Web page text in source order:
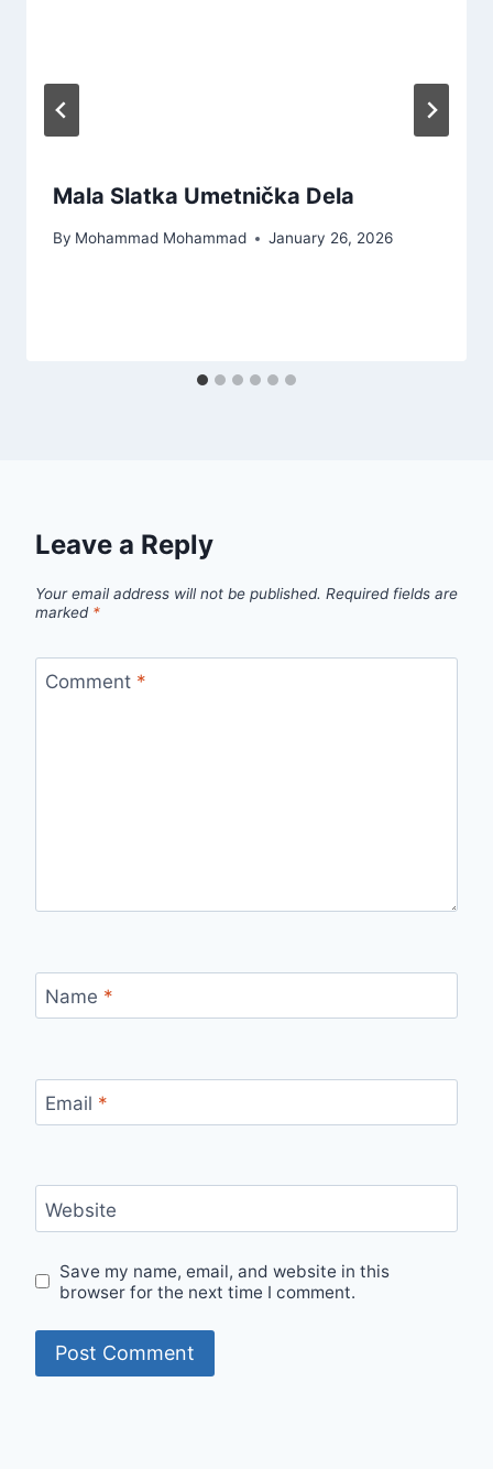
Mala Slatka Umetnička Dela
By Mohammad Mohammad January 26, 2026
Leave a Reply
Your email address will not be published. Required fields are
marked *
Comment *
Name *
Email *
Website
Save my name, email, and website in this
browser for the next time I comment.